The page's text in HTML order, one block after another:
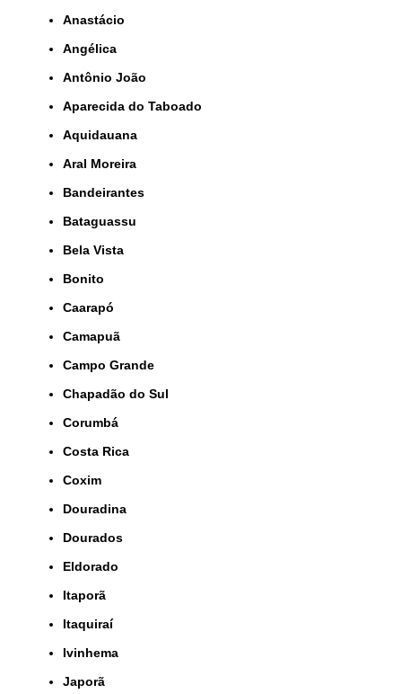
Anastácio
Angélica
Antônio João
Aparecida do Taboado
Aquidauana
Aral Moreira
Bandeirantes
Bataguassu
Bela Vista
Bonito
Caarapó
Camapuã
Campo Grande
Chapadão do Sul
Corumbá
Costa Rica
Coxim
Douradina
Dourados
Eldorado
Itaporã
Itaquiraí
Ivinhema
Japorã